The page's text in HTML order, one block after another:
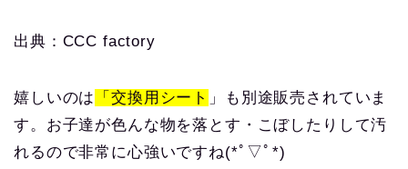
出典：CCC factory
嬉しいのは 「交換用シート 」も別途販売されていま
す。お子達が色んな物を落とす・こぼしたりして汚
れるので非常に心強いですね(*ﾟ▽ﾟ*)